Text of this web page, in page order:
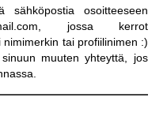
sähköpostia osoitteeseen
jossa kerrot
tai profiilinimen :)
muuten yhteyttä, jos